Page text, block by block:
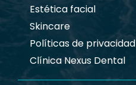
Estética facial
Skincare
Políticas de privacidad
Clínica Nexus Dental